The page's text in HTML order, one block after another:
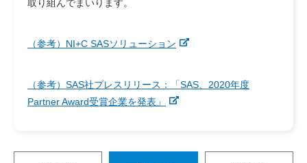
取り組んでまいります。
（参考）NI+C SASソリューション
（参考）SAS社プレスリリース：「SAS、2020年度
Partner Award受賞企業を発表」